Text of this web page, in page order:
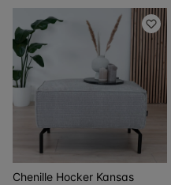
Chenille Hocker Kansas